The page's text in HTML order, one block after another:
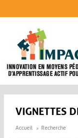
VIGNETTES
Accueil Recherche